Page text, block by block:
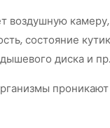
воздушную
состояние
диска и пр.